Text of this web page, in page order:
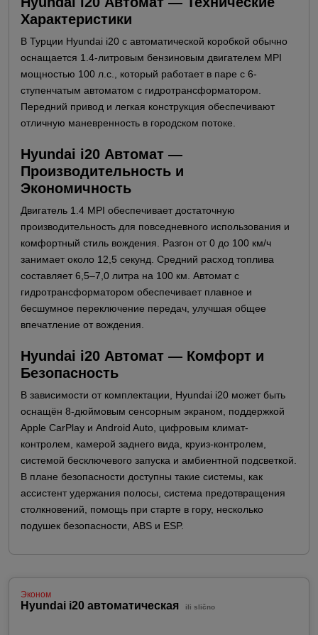
Характеристики
В Турции Hyundai i20 с автоматической коробкой обычно
оснащается 1.4-литровым бензиновым двигателем MPI
мощностью 100 л.с., который работает в паре с 6-
ступенчатым автоматом с гидротрансформатором.
Передний привод и легкая конструкция обеспечивают
отличную маневренность в городском потоке.
Hyundai i20 Автомат —
Производительность и
Экономичность
Двигатель 1.4 MPI обеспечивает достаточную
производительность для повседневного использования и
комфортный стиль вождения. Разгон от 0 до 100 км/ч
занимает около 12,5 секунд. Средний расход топлива
составляет 6,5–7,0 литра на 100 км. Автомат с
гидротрансформатором обеспечивает плавное и
бесшумное переключение передач, улучшая общее
впечатление от вождения.
Hyundai i20 Автомат — Комфорт и
Безопасность
В зависимости от комплектации, Hyundai i20 может быть
оснащён 8-дюймовым сенсорным экраном, поддержкой
Apple CarPlay и Android Auto, цифровым климат-
контролем, камерой заднего вида, круиз-контролем,
системой бесключевого запуска и амбиентной подсветкой.
В плане безопасности доступны такие системы, как
ассистент удержания полосы, система предотвращения
столкновений, помощь при старте в гору, несколько
подушек безопасности, ABS и ESP.
Эконом
Hyundai i20 автоматическая ili slično